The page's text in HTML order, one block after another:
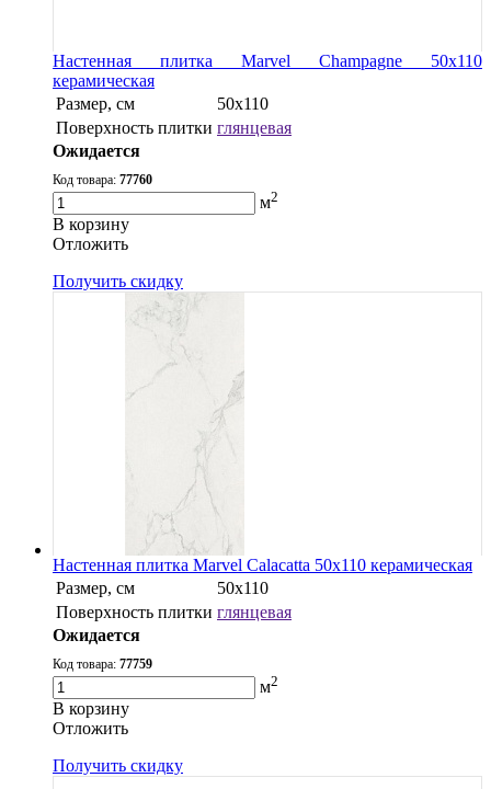
Настенная плитка Marvel Champagne 50x110
керамическая
Размер, см
50x110
Поверхность плитки глянцевая
Ожидается
Код товара: 77760
м2
В корзину
Oтложить
Получить скидку
Настенная плитка Marvel Calacatta 50x110 керамическая
Размер, см
50x110
Поверхность плитки глянцевая
Ожидается
Код товара: 77759
м2
В корзину
Oтложить
Получить скидку